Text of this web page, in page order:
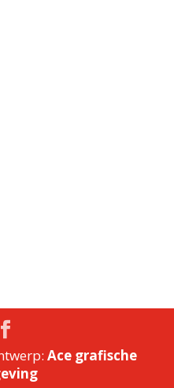
Ace grafische